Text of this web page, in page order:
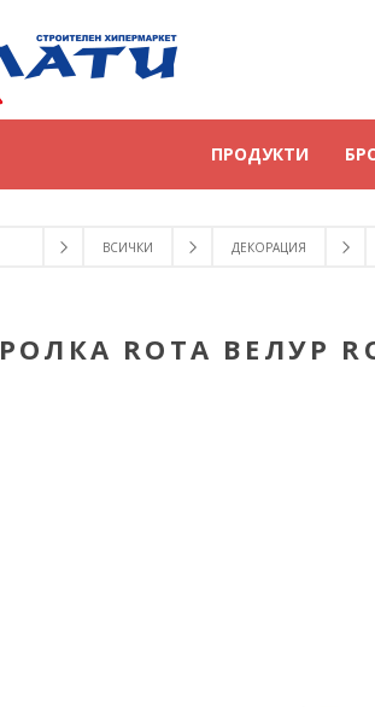
ПРОДУКТИ
ВСИЧКИ ДЕКОРАЦИЯ
РОЛКА ROTA ВЕЛУР